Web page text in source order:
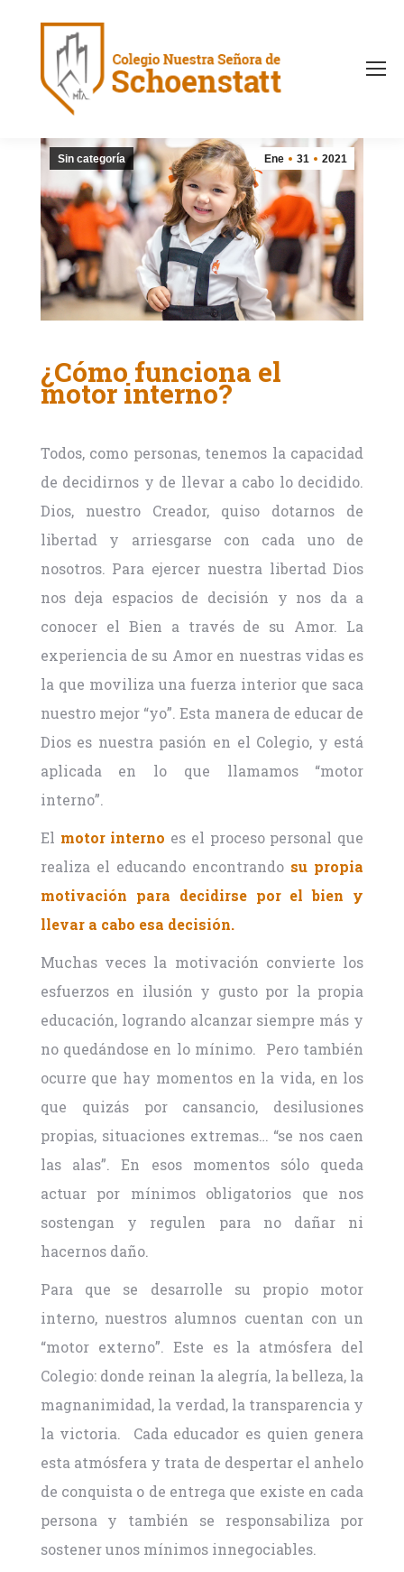
Ene 31 2021
Sin categoría
¿Cómo funciona el
motor interno?
Todos, como personas, tenemos la capacidad
de decidirnos y de llevar a cabo lo decidido.
Dios, nuestro Creador, quiso dotarnos de
libertad y arriesgarse con cada uno de
nosotros. Para ejercer nuestra libertad Dios
nos deja espacios de decisión y nos da a
conocer el Bien a través de su Amor. La
experiencia de su Amor en nuestras vidas es
la que moviliza una fuerza interior que saca
nuestro mejor “yo”. Esta manera de educar de
Dios es nuestra pasión en el Colegio, y está
aplicada en lo que llamamos “motor
interno”.
El motor interno es el proceso personal que
realiza el educando encontrando su propia
motivación para decidirse por el bien y
llevar a cabo esa decisión.
Muchas veces la motivación convierte los
esfuerzos en ilusión y gusto por la propia
educación, logrando alcanzar siempre más y
no quedándose en lo mínimo. Pero también
ocurre que hay momentos en la vida, en los
que quizás por cansancio, desilusiones
propias, situaciones extremas… “se nos caen
las alas”. En esos momentos sólo queda
actuar por mínimos obligatorios que nos
sostengan y regulen para no dañar ni
hacernos daño.
Para que se desarrolle su propio motor
interno, nuestros alumnos cuentan con un
“motor externo”. Este es la atmósfera del
Colegio: donde reinan la alegría, la belleza, la
magnanimidad, la verdad, la transparencia y
la victoria. Cada educador es quien genera
esta atmósfera y trata de despertar el anhelo
de conquista o de entrega que existe en cada
persona y también se responsabiliza por
sostener unos mínimos innegociables.